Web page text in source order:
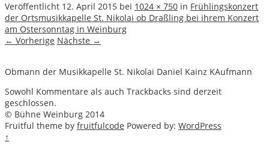
Veröffentlicht 12. April 2015 bei 1024 × 750 in Frühlingskonzert
der Ortsmusikkapelle St. Nikolai ob Draßling bei ihrem Konzert
am Ostersonntag in Weinburg
← Vorherige Nächste →
Obmann der Musikkapelle St. Nikolai Daniel Kainz KAufmann
Sowohl Kommentare als auch Trackbacks sind derzeit
geschlossen.
© Bühne Weinburg 2014
Fruitful theme by fruitfulcode Powered by: WordPress
↑